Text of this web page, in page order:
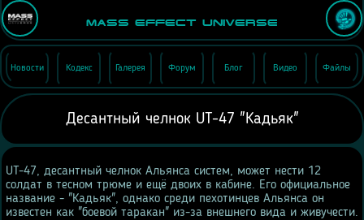
Mass Effect Universe
Новости Кодекс Галерея Форум Блог Видео Файлы
Десантный челнок UT-47 "Кадьяк"
UT-47, десантный челнок Альянса систем, может нести 12
солдат в тесном трюме и ещё двоих в кабине. Его официальное
название - "Кадьяк", однако среди пехотинцев Альянса он
известен как "боевой таракан" из-за внешнего вида и живучести.